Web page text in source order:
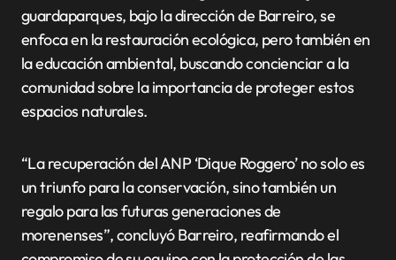
guardaparques, bajo la dirección de Barreiro, se
enfoca en la restauración ecológica, pero también en
la educación ambiental, buscando concienciar a la
comunidad sobre la importancia de proteger estos
espacios naturales.
“La recuperación del ANP ‘Dique Roggero’ no solo es
un triunfo para la conservación, sino también un
regalo para las futuras generaciones de
morenenses”, concluyó Barreiro, reafirmando el